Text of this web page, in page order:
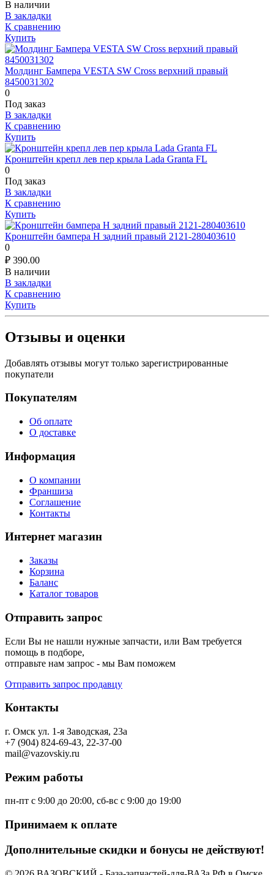
В наличии
В закладки
К сравнению
Купить
Молдинг Бампера VESTA SW Cross верхний правый
8450031302
0
Под заказ
В закладки
К сравнению
Купить
Кронштейн крепл лев пер крыла Lada Granta FL
0
Под заказ
В закладки
К сравнению
Купить
Кронштейн бампера Н задний правый 2121-280403610
0
₽ 390.00
В наличии
В закладки
К сравнению
Купить
Отзывы и оценки
Добавлять отзывы могут только зарегистрированные
покупатели
Покупателям
Об оплате
О доставке
Информация
О компании
Франшиза
Соглашение
Контакты
Интернет магазин
Заказы
Корзина
Баланс
Каталог товаров
Отправить запрос
Если Вы не нашли нужные запчасти, или Вам требуется
помощь в подборе,
отправьте нам запрос - мы Вам поможем
Отправить запрос продавцу
Контакты
г. Омск ул. 1-я Заводская, 23а
+7 (904) 824-69-43, 22-37-00
mail@vazovskiy.ru
Режим работы
пн-пт с 9:00 до 20:00, сб-вс с 9:00 до 19:00
Принимаем к оплате
Дополнительные скидки и бонусы не действуют!